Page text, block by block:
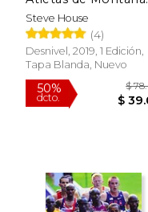
El Manual Definitivo
Para Esquiiadores y
Corredores de
Montaña: El Manual
Definitivo Para
Corredores de
Montaña
Steve House
(4)
Desnivel, 2019, 1 Edición,
Tapa Blanda, Nuevo